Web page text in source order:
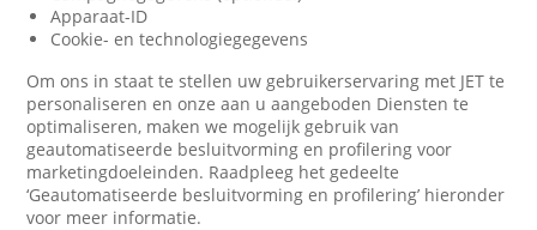
Apparaat-ID
Cookie- en technologiegegevens
Om ons in staat te stellen uw gebruikerservaring met JET te
personaliseren en onze aan u aangeboden Diensten te
optimaliseren, maken we mogelijk gebruik van
geautomatiseerde besluitvorming en profilering voor
marketingdoeleinden. Raadpleeg het gedeelte
‘Geautomatiseerde besluitvorming en profilering’ hieronder
voor meer informatie.